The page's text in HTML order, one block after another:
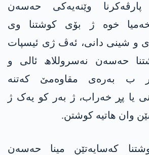
وێنەیەکی حەسەن
خوە ژ بۆی کوشتنا وی
و شینی دانی، ئەڤ ژی ئیسپات
حەسەن نەسروللاھ ئالی و
ب بەرەی مقاوەمێ کەتنە
یا پڕ خەراب، ژ بەر کو یەک ژ
وان هاتیە کوشتن.
کەسایەتێن مینا حەسەن